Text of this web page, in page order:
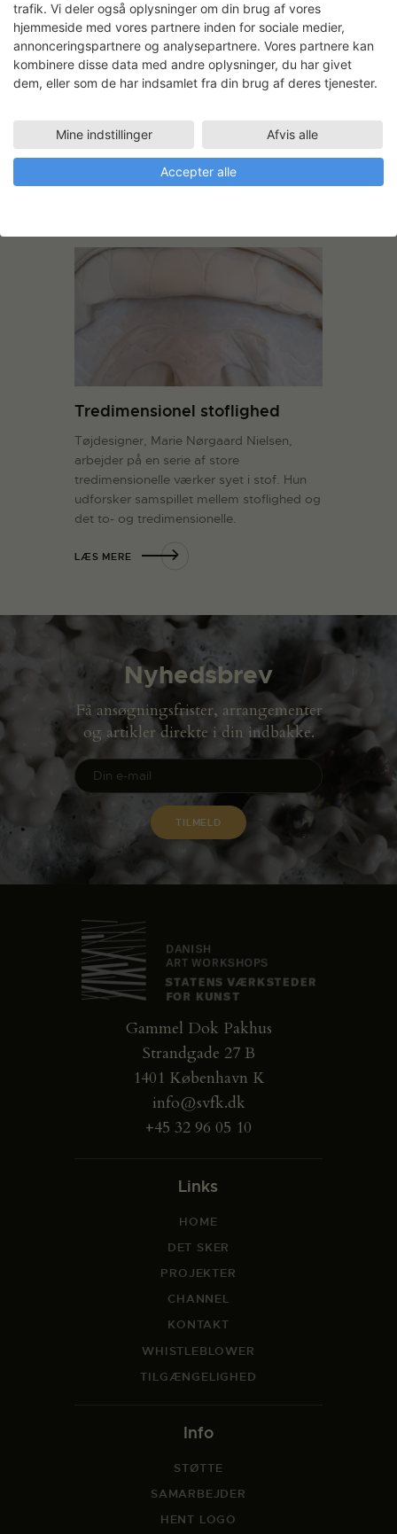
Marie Nørgaard Nielsen: De Tre
har i SVKs syværksted klippet, foldet og
syet store stykker hvidt kanvas-lærred for
at skabe en tredimensionel struktur, der
illustrerer troen på skytsengle.
Tredimensionel stoflighed
Tøjdesigner, Marie Nørgaard Nielsen,
arbejder på en serie af store
tredimensionelle værker syet i stof. Hun
udforsker samspillet mellem stoflighed og
det to- og tredimensionelle.
LÆS MERE
Nyhedsbrev
Få ansøgningsfrister, arrangementer
og artikler direkte i din indbakke.
Gammel Dok Pakhus
Strandgade 27 B
1401 København K
info@svfk.dk
+45 32 96 05 10
Links
HOME
DET SKER
PROJEKTER
CHANNEL
KONTAKT
WHISTLEBLOWER
TILGÆNGELIGHED
Info
STØTTE
SAMARBEJDER
HENT LOGO
trafik. Vi deler også oplysninger om din brug af vores
hjemmeside med vores partnere inden for sociale medier,
annonceringspartnere og analysepartnere. Vores partnere kan
kombinere disse data med andre oplysninger, du har givet
dem, eller som de har indsamlet fra din brug af deres tjenester.
Mine indstillinger Afvis alle
Accepter alle